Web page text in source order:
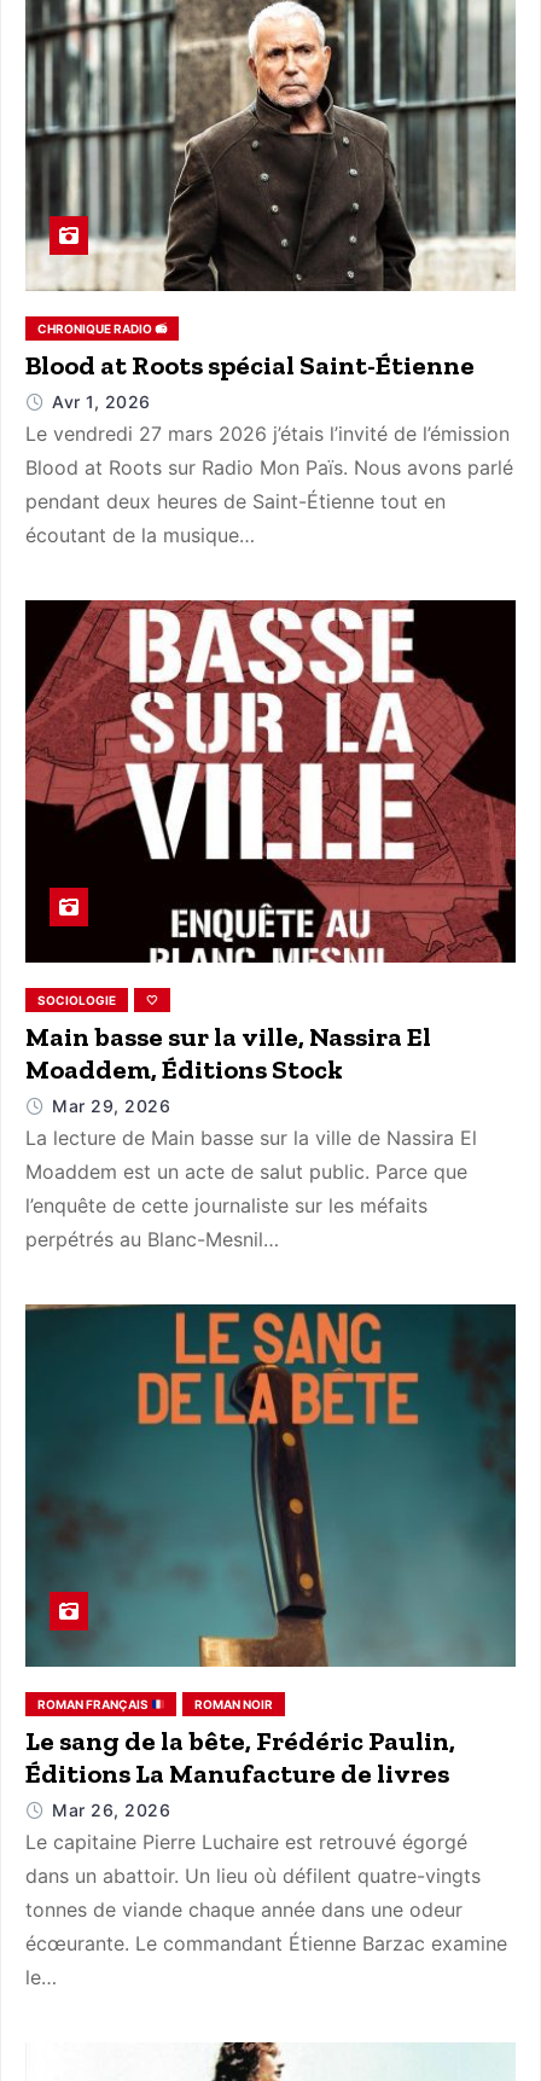
CHRONIQUE RADIO 📻
Blood at Roots spécial Saint-Étienne
Avr 1, 2026
Le vendredi 27 mars 2026 j’étais l’invité de l’émission
Blood at Roots sur Radio Mon Païs. Nous avons parlé
pendant deux heures de Saint-Étienne tout en
écoutant de la musique…
SOCIOLOGIE 🤍
Main basse sur la ville, Nassira El
Moaddem, Éditions Stock
Mar 29, 2026
La lecture de Main basse sur la ville de Nassira El
Moaddem est un acte de salut public. Parce que
l’enquête de cette journaliste sur les méfaits
perpétrés au Blanc-Mesnil…
ROMAN FRANÇAIS ROMAN NOIR
Le sang de la bête, Frédéric Paulin,
Éditions La Manufacture de livres
Mar 26, 2026
Le capitaine Pierre Luchaire est retrouvé égorgé
dans un abattoir. Un lieu où défilent quatre-vingts
tonnes de viande chaque année dans une odeur
écœurante. Le commandant Étienne Barzac examine
le…